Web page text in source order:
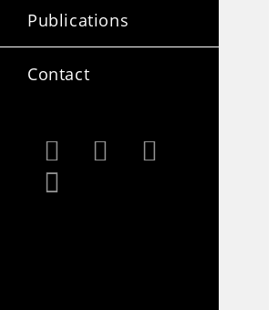
Publications
Contact